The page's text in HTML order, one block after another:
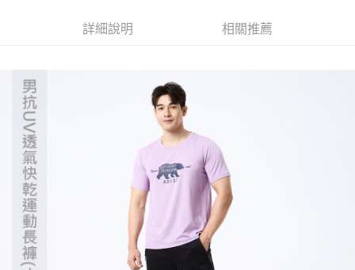
４．使用「AFTEE先享後付」時，將依據個別帳號之用戶狀況，依本公司即
５．嚴禁一人註冊多個帳號或使用他人資訊註冊。若發現惡意使用之情形，
恩沛科技股份有限公司將有權停止該用戶之使用額度並採取法律行動。
詳細說明 相關推薦